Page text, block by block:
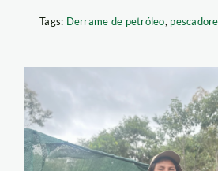
Tags: Derrame de petróleo,
Hilda